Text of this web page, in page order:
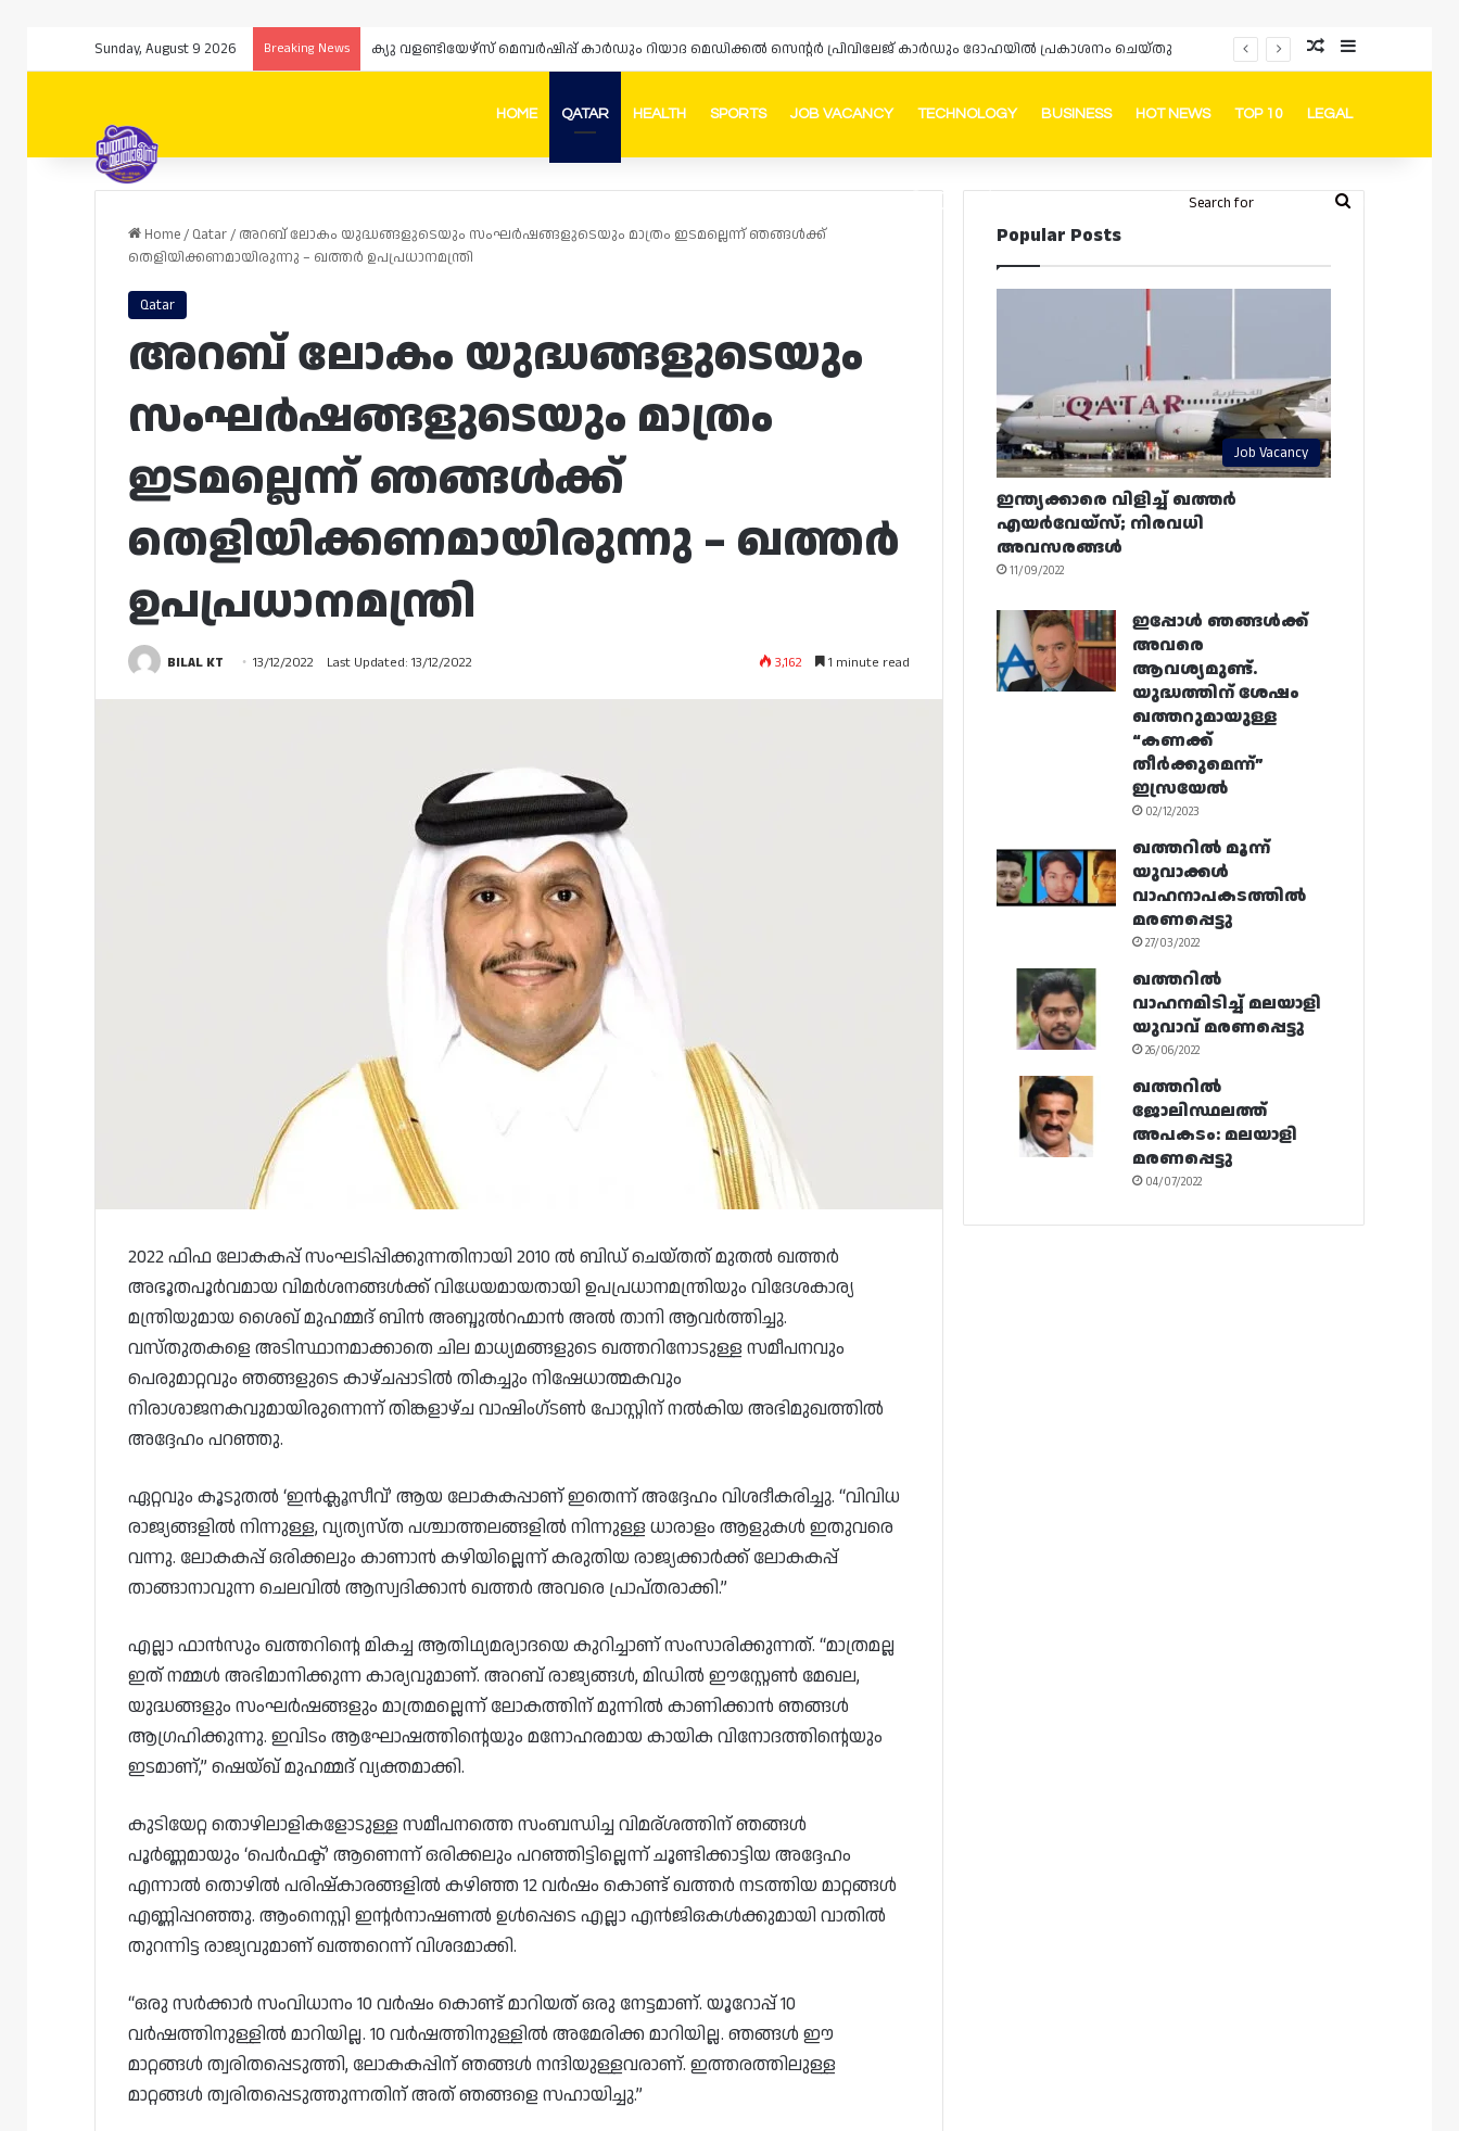
Sunday, August 9 2026 Breaking News Random Article
Sidebar
HOME QATAR HEALTH SPORTS JOB VACANCY TECHNOLOGY BUSINESS HOT NEWS TOP 10 LEGAL
FacebookInstagram
Telegram
Whatsapp Random Article
Switch skin
Search
Home/ Qatar/ അറബ് ലോകം യുദ്ധങ്ങളുടെയും സംഘർഷങ്ങളുടെയും മാത്രം ഇടമല്ലെന്ന് ഞങ്ങൾക്ക്
തെളിയിക്കണമായിരുന്നു – ഖത്തർ ഉപപ്രധാനമന്ത്രി
Qatar
അറബ് ലോകം യുദ്ധങ്ങളുടെയും
സംഘർഷങ്ങളുടെയും മാത്രം
ഇടമല്ലെന്ന് ഞങ്ങൾക്ക്
തെളിയിക്കണമായിരുന്നു – ഖത്തർ
ഉപപ്രധാനമന്ത്രി
BILAL KT 13/12/2022 Last Updated: 13/12/2022 3,162 1 minute read
2022 ഫിഫ ലോകകപ്പ് സംഘടിപ്പിക്കുന്നതിനായി 2010 ൽ ബിഡ് ചെയ്തത് മുതൽ ഖത്തർ
അഭൂതപൂർവമായ വിമർശനങ്ങൾക്ക് വിധേയമായതായി ഉപപ്രധാനമന്ത്രിയും വിദേശകാര്യ
മന്ത്രിയുമായ ശൈഖ് മുഹമ്മദ് ബിൻ അബ്ദുൽറഹ്മാൻ അൽ താനി ആവർത്തിച്ചു.
വസ്തുതകളെ അടിസ്ഥാനമാക്കാതെ ചില മാധ്യമങ്ങളുടെ ഖത്തറിനോടുള്ള സമീപനവും
പെരുമാറ്റവും ഞങ്ങളുടെ കാഴ്ചപ്പാടിൽ തികച്ചും നിഷേധാത്മകവും
നിരാശാജനകവുമായിരുന്നെന്ന് തിങ്കളാഴ്ച വാഷിംഗ്ടൺ പോസ്റ്റിന് നൽകിയ അഭിമുഖത്തിൽ
അദ്ദേഹം പറഞ്ഞു.
ഏറ്റവും കൂടുതൽ ‘ഇൻക്ലൂസീവ്’ ആയ ലോകകപ്പാണ് ഇതെന്ന് അദ്ദേഹം വിശദീകരിച്ചു. “വിവിധ
രാജ്യങ്ങളിൽ നിന്നുള്ള, വ്യത്യസ്ത പശ്ചാത്തലങ്ങളിൽ നിന്നുള്ള ധാരാളം ആളുകൾ ഇതുവരെ
വന്നു. ലോകകപ്പ് ഒരിക്കലും കാണാൻ കഴിയില്ലെന്ന് കരുതിയ രാജ്യക്കാർക്ക് ലോകകപ്പ്
താങ്ങാനാവുന്ന ചെലവിൽ ആസ്വദിക്കാൻ ഖത്തർ അവരെ പ്രാപ്തരാക്കി.”
എല്ലാ ഫാൻസും ഖത്തറിന്റെ മികച്ച ആതിഥ്യമര്യാദയെ കുറിച്ചാണ് സംസാരിക്കുന്നത്. “മാത്രമല്ല
ഇത് നമ്മൾ അഭിമാനിക്കുന്ന കാര്യവുമാണ്. അറബ് രാജ്യങ്ങൾ, മിഡിൽ ഈസ്റ്റേൺ മേഖല,
യുദ്ധങ്ങളും സംഘർഷങ്ങളും മാത്രമല്ലെന്ന് ലോകത്തിന് മുന്നിൽ കാണിക്കാൻ ഞങ്ങൾ
ആഗ്രഹിക്കുന്നു. ഇവിടം ആഘോഷത്തിന്റെയും മനോഹരമായ കായിക വിനോദത്തിന്റെയും
ഇടമാണ്,” ഷെയ്ഖ് മുഹമ്മദ് വ്യക്തമാക്കി.
കുടിയേറ്റ തൊഴിലാളികളോടുള്ള സമീപനത്തെ സംബന്ധിച്ച വിമര്ശത്തിന് ഞങ്ങൾ
പൂർണ്ണമായും ‘പെർഫക്ട്’ ആണെന്ന് ഒരിക്കലും പറഞ്ഞിട്ടില്ലെന്ന് ചൂണ്ടിക്കാട്ടിയ അദ്ദേഹം
എന്നാൽ തൊഴിൽ പരിഷ്‌കാരങ്ങളിൽ കഴിഞ്ഞ 12 വർഷം കൊണ്ട് ഖത്തർ നടത്തിയ മാറ്റങ്ങൾ
എണ്ണിപ്പറഞ്ഞു. ആംനെസ്റ്റി ഇന്റർനാഷണൽ ഉൾപ്പെടെ എല്ലാ എൻജിഒകൾക്കുമായി വാതിൽ
തുറന്നിട്ട രാജ്യവുമാണ് ഖത്തറെന്ന് വിശദമാക്കി.
“ഒരു സർക്കാർ സംവിധാനം 10 വർഷം കൊണ്ട് മാറിയത് ഒരു നേട്ടമാണ്. യൂറോപ്പ് 10
വർഷത്തിനുള്ളിൽ മാറിയില്ല. 10 വർഷത്തിനുള്ളിൽ അമേരിക്ക മാറിയില്ല. ഞങ്ങൾ ഈ
മാറ്റങ്ങൾ ത്വരിതപ്പെടുത്തി, ലോകകപ്പിന് ഞങ്ങൾ നന്ദിയുള്ളവരാണ്. ഇത്തരത്തിലുള്ള
മാറ്റങ്ങൾ ത്വരിതപ്പെടുത്തുന്നതിന് അത് ഞങ്ങളെ സഹായിച്ചു.”
Popular Posts
Job Vacancy
ഇന്ത്യക്കാരെ വിളിച്ച് ഖത്തർ
എയർവേയ്‌സ്; നിരവധി
അവസരങ്ങൾ
11/09/2022
ഇപ്പോൾ ഞങ്ങൾക്ക്
അവരെ
ആവശ്യമുണ്ട്.
യുദ്ധത്തിന് ശേഷം
ഖത്തറുമായുള്ള
“കണക്ക്
തീർക്കുമെന്ന്”
ഇസ്രയേൽ
02/12/2023
ഖത്തറിൽ മൂന്ന്
യുവാക്കൾ
വാഹനാപകടത്തിൽ
മരണപ്പെട്ടു
27/03/2022
ഖത്തറിൽ
വാഹനമിടിച്ച് മലയാളി
യുവാവ് മരണപ്പെട്ടു
26/06/2022
ഖത്തറിൽ
ജോലിസ്ഥലത്ത്
അപകടം: മലയാളി
മരണപ്പെട്ടു
04/07/2022